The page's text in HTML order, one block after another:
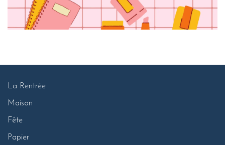
La Rentrée
Maison
Fête
Papier